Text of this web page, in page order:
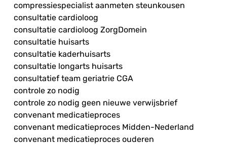
compressiespecialist aanmeten steunkousen
consultatie cardioloog
consultatie cardioloog ZorgDomein
consultatie huisarts
consultatie kaderhuisarts
consultatie longarts huisarts
consultatief team geriatrie CGA
controle zo nodig
controle zo nodig geen nieuwe verwijsbrief
convenant medicatieproces
convenant medicatieproces Midden-Nederland
convenant medicatieproces ouderen